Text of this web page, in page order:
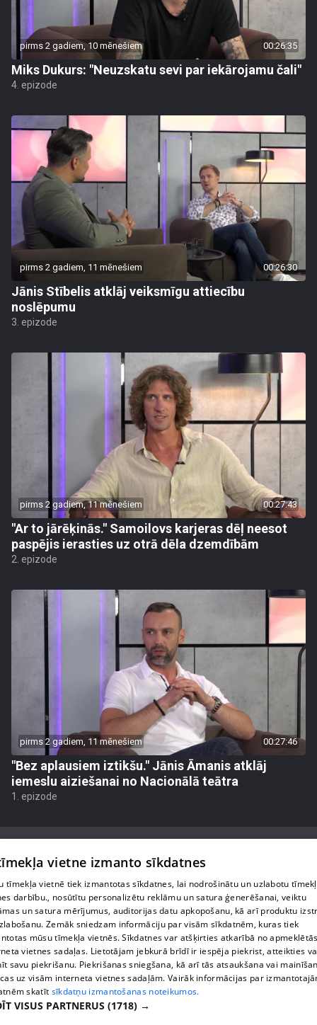
pirms 2 gadiem, 10 mēnešiem 00:26:35
Miks Dukurs: "Neuzskatu sevi par iekārojamu čali"
4. epizode
pirms 2 gadiem, 11 mēnešiem 00:26:30
Jānis Stībelis atklāj veiksmīgu attiecību
noslēpumu
3. epizode
pirms 2 gadiem, 11 mēnešiem 00:27:43
"Ar to jārēķinās." Samoilovs karjeras dēļ neesot
paspējis ierasties uz otrā dēla dzemdībām
2. epizode
pirms 2 gadiem, 11 mēnešiem 00:27:46
"Bez aplausiem iztikšu." Jānis Āmanis atklāj
iemeslu aiziešanai no Nacionālā teātra
1. epizode
1188 play jautājumu gadījumā raksti:
Par mums
Privātuma politika
Sīkdatnes
Lietošanas noteikumi
vietne izmanto sīkdatnes
tīmekļa vietnē tiek izmantotas sīkdatnes, lai nodrošinātu un uzlabotu
darbību., nosūtītu personalizētu reklāmu un satura ģenerēšanai, veiktu
un satura mērījumus, auditorijas datu apkopošanu, kā arī produktu
Zemāk sniedzam informāciju par visām sīkdatnēm, kuras tiek
mūsu tīmekļa vietnēs. Sīkdatnes var atšķirties atkarībā no
vietnes sadaļas. Lietotājam jebkurā brīdī ir iespēja piekrist, atteikties
savu piekrišanu. Piekrišanas sniegšana, kā arī tās atsaukšana vai
uz visām interneta vietnes sadaļām. Vairāk informācijas par
skatīt sīkdatņu izmantošanas noteikumos.
VISUS PARTNERUS (1718) →